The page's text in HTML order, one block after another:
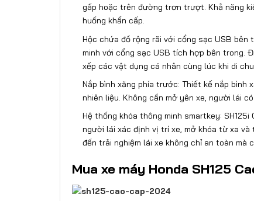
gấp hoặc trên đường trơn trượt. Khả năng
huống khẩn cấp.
Hộc chứa đồ rộng rãi với cổng sạc USB bên
minh với cổng sạc USB tích hợp bên trong.
xếp các vật dụng cá nhân cùng lúc khi di
Nắp bình xăng phía trước: Thiết kế nắp
nhiên liệu. Không cần mở yên xe, người lái
Hệ thống khóa thông minh smartkey:
người lái xác định vị trí xe, mở khóa từ xa
đến trải nghiệm lái xe không chỉ an toàn mà
Mua xe máy Honda SH125